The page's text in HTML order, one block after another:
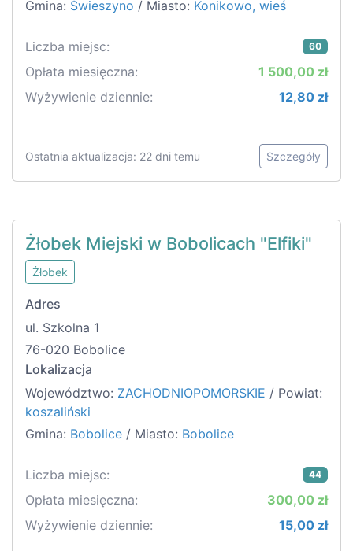
Gmina: Świeszyno / Miasto: Konikowo, wieś
Liczba miejsc: 60
Opłata miesięczna:
1 500,00 zł
Wyżywienie dziennie:
12,80 zł
Ostatnia aktualizacja: 22 dni temu Szczegóły
Żłobek Miejski w Bobolicach "Elfiki"
Żłobek
Adres
ul. Szkolna 1
76-020 Bobolice
Lokalizacja
Województwo: ZACHODNIOPOMORSKIE / Powiat:
koszaliński
Gmina: Bobolice / Miasto: Bobolice
Liczba miejsc: 44
Opłata miesięczna:
300,00 zł
Wyżywienie dziennie:
15,00 zł